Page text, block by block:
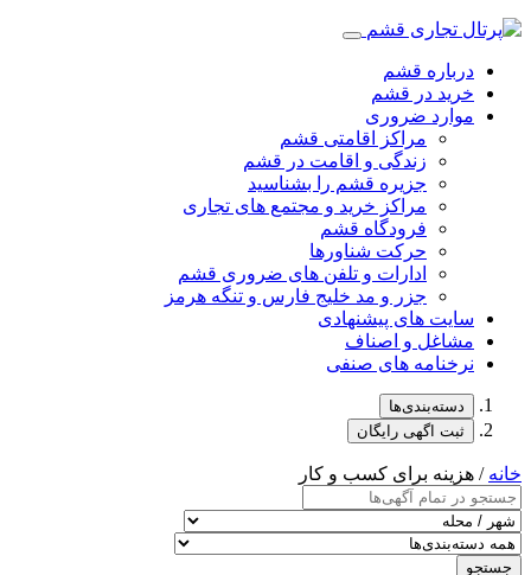
درباره قشم
خرید در قشم
موارد ضروری
مراکز اقامتی قشم
زندگی و اقامت در قشم
جزیره قشم را بشناسید
مراکز خرید و مجتمع های تجاری
فرودگاه قشم
حرکت شناورها
ادارات و تلفن های ضروری قشم
جزر و مد خلیج فارس و تنگه هرمز
سایت های پیشنهادی
مشاغل و اصناف
نرخنامه های صنفی
دسته‌بندی‌ها
ثبت اگهی رایگان
خانه / هزینه برای کسب و کار
جستجو